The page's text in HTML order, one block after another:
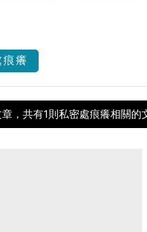
癢
，共有1則私密處痕癢相關的